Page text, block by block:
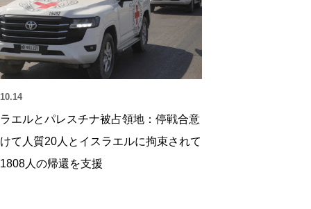
エルとパレスチナ被占領地：停戦合意
て人質20人とイスラエルに拘束されて
人の帰還を支援